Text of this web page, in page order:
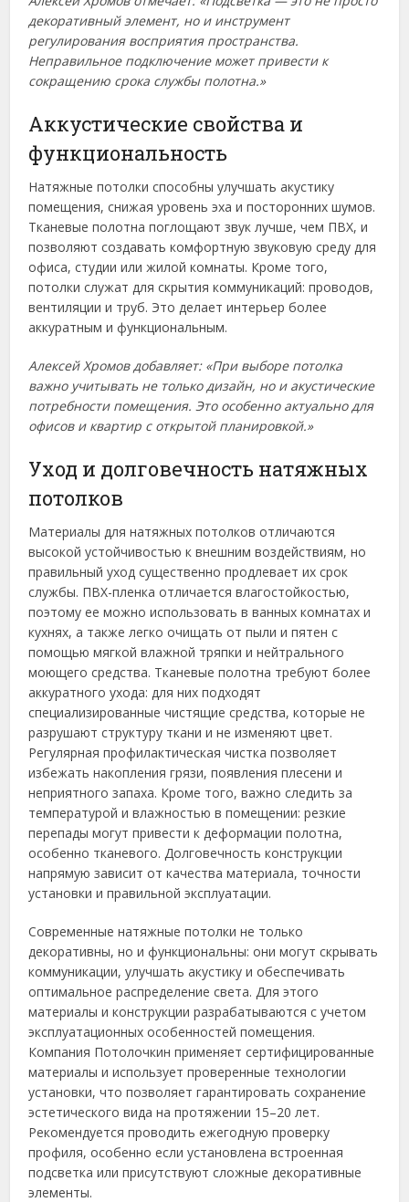
декоративный элемент, но и инструмент
регулирования восприятия пространства.
Неправильное подключение может привести к
сокращению срока службы полотна.»
Аккустические свойства и
функциональность
Натяжные потолки способны улучшать акустику
помещения, снижая уровень эха и посторонних шумов.
Тканевые полотна поглощают звук лучше, чем ПВХ, и
позволяют создавать комфортную звуковую среду для
офиса, студии или жилой комнаты. Кроме того,
потолки служат для скрытия коммуникаций: проводов,
вентиляции и труб. Это делает интерьер более
аккуратным и функциональным.
Алексей Хромов добавляет: «При выборе потолка
важно учитывать не только дизайн, но и акустические
потребности помещения. Это особенно актуально для
офисов и квартир с открытой планировкой.»
Уход и долговечность натяжных
потолков
Материалы для натяжных потолков отличаются
высокой устойчивостью к внешним воздействиям, но
правильный уход существенно продлевает их срок
службы. ПВХ-пленка отличается влагостойкостью,
поэтому ее можно использовать в ванных комнатах и
кухнях, а также легко очищать от пыли и пятен с
помощью мягкой влажной тряпки и нейтрального
моющего средства. Тканевые полотна требуют более
аккуратного ухода: для них подходят
специализированные чистящие средства, которые не
разрушают структуру ткани и не изменяют цвет.
Регулярная профилактическая чистка позволяет
избежать накопления грязи, появления плесени и
неприятного запаха. Кроме того, важно следить за
температурой и влажностью в помещении: резкие
перепады могут привести к деформации полотна,
особенно тканевого. Долговечность конструкции
напрямую зависит от качества материала, точности
установки и правильной эксплуатации.
Современные натяжные потолки не только
декоративны, но и функциональны: они могут скрывать
коммуникации, улучшать акустику и обеспечивать
оптимальное распределение света. Для этого
материалы и конструкции разрабатываются с учетом
эксплуатационных особенностей помещения.
Компания Потолочкин применяет сертифицированные
материалы и использует проверенные технологии
установки, что позволяет гарантировать сохранение
эстетического вида на протяжении 15–20 лет.
Рекомендуется проводить ежегодную проверку
профиля, особенно если установлена встроенная
подсветка или присутствуют сложные декоративные
элементы.